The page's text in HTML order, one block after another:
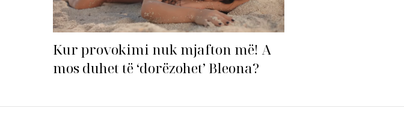
Kur provokimi nuk mjafton më! A
mos duhet të ‘dorëzohet’ Bleona?